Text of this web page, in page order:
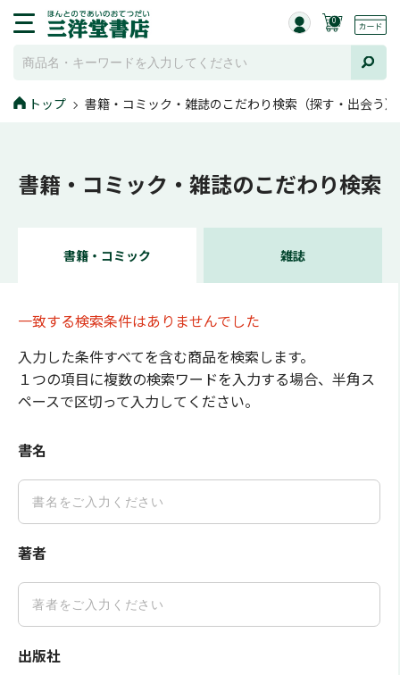
0
トップ 書籍・コミック・雑誌のこだわり検索（探す・出会う）
書籍・コミック・雑誌のこだわり検索
書籍・コミック 雑誌
一致する検索条件はありませんでした
入力した条件すべてを含む商品を検索します。
１つの項目に複数の検索ワードを入力する場合、半角ス
ペースで区切って入力してください。
書名
著者
出版社